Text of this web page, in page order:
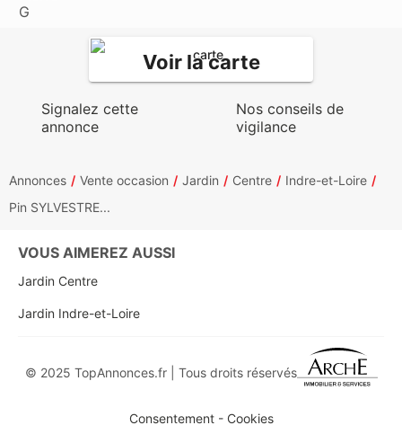
Voir la carte
Signalez cette
annonce
Nos conseils de
vigilance
Annonces Vente occasion Jardin Centre
Indre-et-Loire
Pin SYLVESTRE...
VOUS AIMEREZ AUSSI
Jardin Centre
Jardin Indre-et-Loire
© 2025 TopAnnonces.fr | Tous droits réservés
Consentement - Cookies